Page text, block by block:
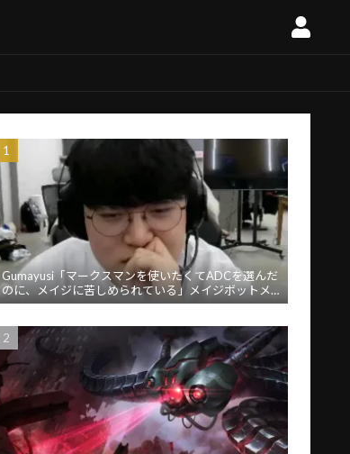
Gumayusi「マークスマンを使いたくてADCを選んだ
のに、メイジに苦しめられている」メイジボットメ
タに苦言